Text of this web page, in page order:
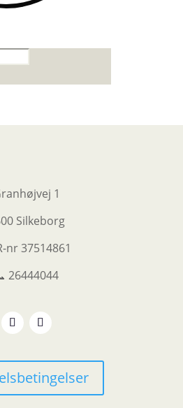
1
Silkeborg
nr37514861
26444044